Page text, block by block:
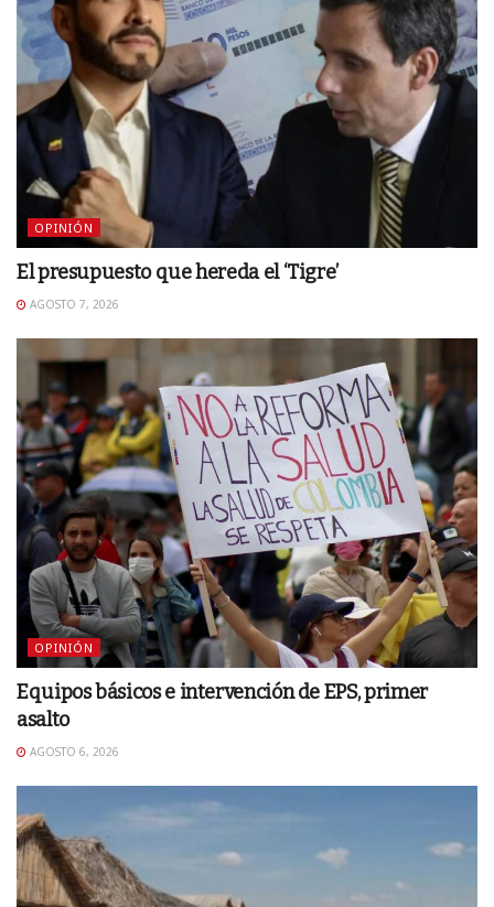
OPINIÓN
El presupuesto que hereda el ‘Tigre’
AGOSTO 7, 2026
OPINIÓN
Equipos básicos e intervención de EPS, primer
asalto
AGOSTO 6, 2026